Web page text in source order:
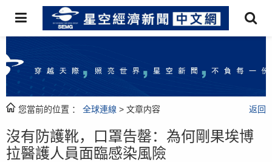
您當前的位置 ： 全球連線 > 文章内容 返回
沒有防護靴，口罩告罄：為何剛果埃博
拉醫護人員面臨感染風險